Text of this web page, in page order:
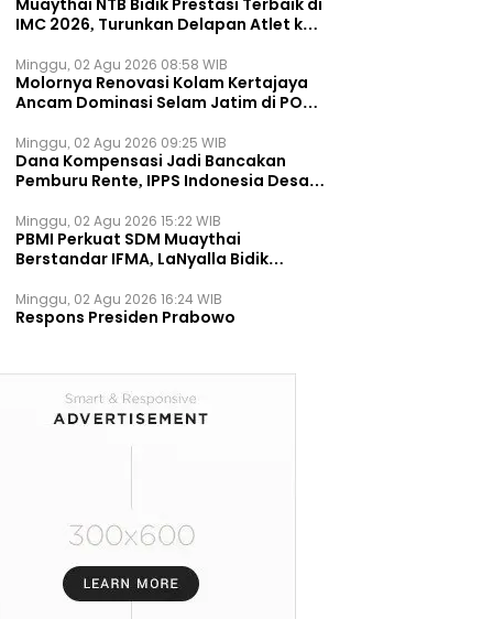
Muaythai NTB Bidik Prestasi Terbaik di
IMC 2026, Turunkan Delapan Atlet ke
Minggu, 02 Agu 2026 08:58 WIB
Molornya Renovasi Kolam Kertajaya
Ancam Dominasi Selam Jatim di PON
Minggu, 02 Agu 2026 09:25 WIB
Dana Kompensasi Jadi Bancakan
Pemburu Rente, IPPS Indonesia Desak
Permanen
Minggu, 02 Agu 2026 15:22 WIB
PBMI Perkuat SDM Muaythai
Berstandar IFMA, LaNyalla Bidik
Minggu, 02 Agu 2026 16:24 WIB
Respons Presiden Prabowo